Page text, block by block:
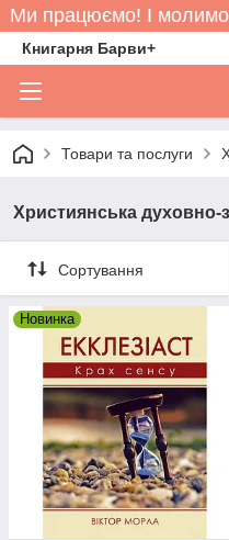
Ми працюємо! І
Книгарня Барви+
Товари та послуги
Християнська духовно-
Сортування
Новинка